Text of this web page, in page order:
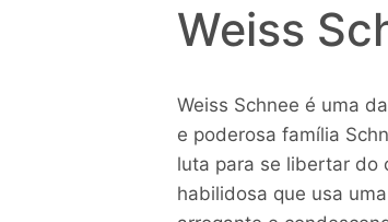
Weiss
Weiss Schnee é uma
e poderosa família
luta para se libertar do
habilidosa que usa